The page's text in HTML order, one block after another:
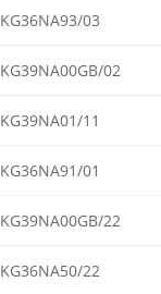
KG36NA93/03
KG39NA00GB/02
KG39NA01/11
KG36NA91/01
KG39NA00GB/22
KG36NA50/22